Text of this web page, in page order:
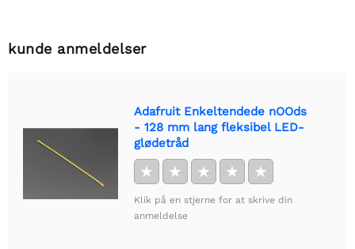
kunde anmeldelser
Adafruit Enkeltendede nOOds
- 128 mm lang fleksibel LED-
glødetråd
★ ★ ★ ★ ★
Klik på en stjerne for at skrive din
anmeldelse